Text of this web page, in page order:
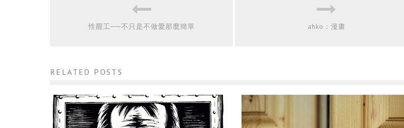
性罷工──不只是不做愛那麼簡單 ahko：漫畫
RELATED POSTS